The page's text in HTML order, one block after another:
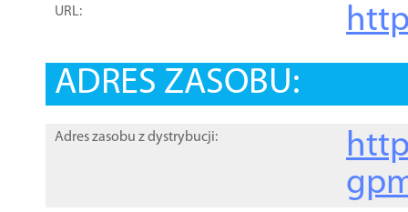
URL:
ADRES ZASOBU:
Adres zasobu z dystrybucji: